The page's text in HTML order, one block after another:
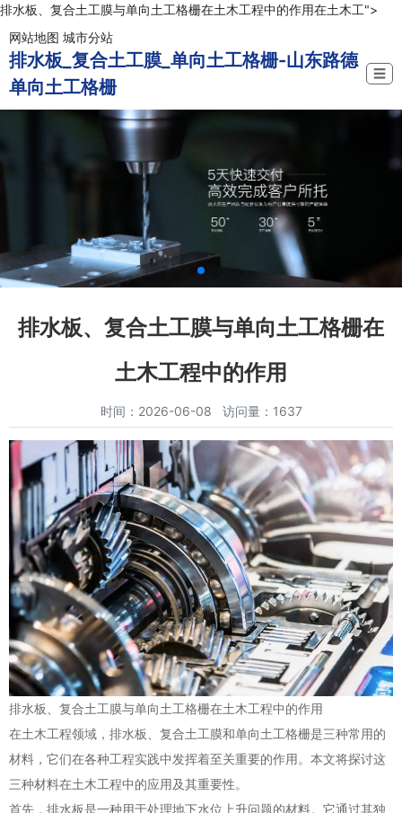
排水板、复合土工膜与单向土工格栅在土木工程中的作用在土木工">
网站地图 城市分站
排水板_复合土工膜_单向土工格栅-山东路德
单向土工格栅
☰
排水板、复合土工膜与单向土工格栅在
土木工程中的作用
时间：2026-06-08 访问量：1637
排水板、复合土工膜与单向土工格栅在土木工程中的作用
在土木工程领域，排水板、复合土工膜和单向土工格栅是三种常用的
材料，它们在各种工程实践中发挥着至关重要的作用。本文将探讨这
三种材料在土木工程中的应用及其重要性。
首先，排水板是一种用于处理地下水位上升问题的材料。它通过其独